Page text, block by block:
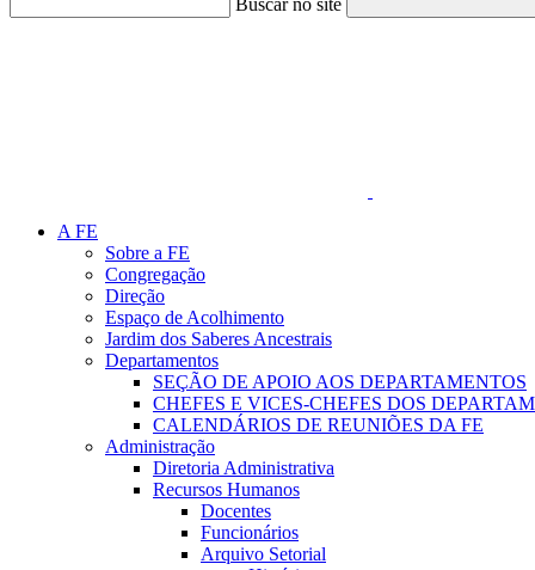
Buscar no site
A FE
Sobre a FE
Congregação
Direção
Espaço de Acolhimento
Jardim dos Saberes Ancestrais
Departamentos
SEÇÃO DE APOIO AOS DEPARTAMENTOS
CHEFES E VICES-CHEFES DOS
CALENDÁRIOS DE REUNIÕES DA FE
Administração
Diretoria Administrativa
Recursos Humanos
Docentes
Funcionários
Arquivo Setorial